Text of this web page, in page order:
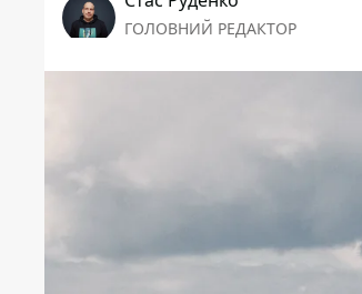
ГОЛОВНИЙ РЕДАКТОР